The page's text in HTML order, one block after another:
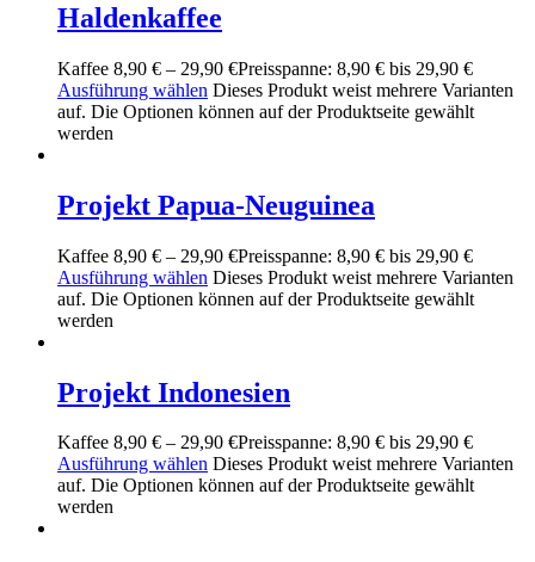
Haldenkaffee
Kaffee 8,90 € – 29,90 €Preisspanne: 8,90 € bis 29,90 €
Ausführung wählen Dieses Produkt weist mehrere Varianten
auf. Die Optionen können auf der Produktseite gewählt
werden
Projekt Papua-Neuguinea
Kaffee 8,90 € – 29,90 €Preisspanne: 8,90 € bis 29,90 €
Ausführung wählen Dieses Produkt weist mehrere Varianten
auf. Die Optionen können auf der Produktseite gewählt
werden
Projekt Indonesien
Kaffee 8,90 € – 29,90 €Preisspanne: 8,90 € bis 29,90 €
Ausführung wählen Dieses Produkt weist mehrere Varianten
auf. Die Optionen können auf der Produktseite gewählt
werden